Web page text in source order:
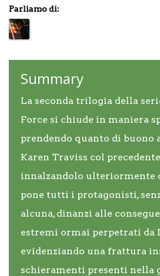
Parliamo di:
Summary
La seconda trilogia della
Force si chiude in maniera
prendendo quanto di buono
Karen Traviss col
innalzandolo ulteriormente
pone tutti i protagonisti,
alcuna, dinanzi alle
estremi ormai perpetrati da
evidenziando una frattura
schieramenti presenti nella